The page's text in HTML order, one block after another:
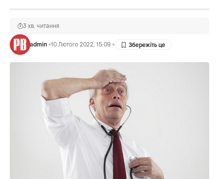
admin 10 Лютого 2022, 15:09
3 хв. читання